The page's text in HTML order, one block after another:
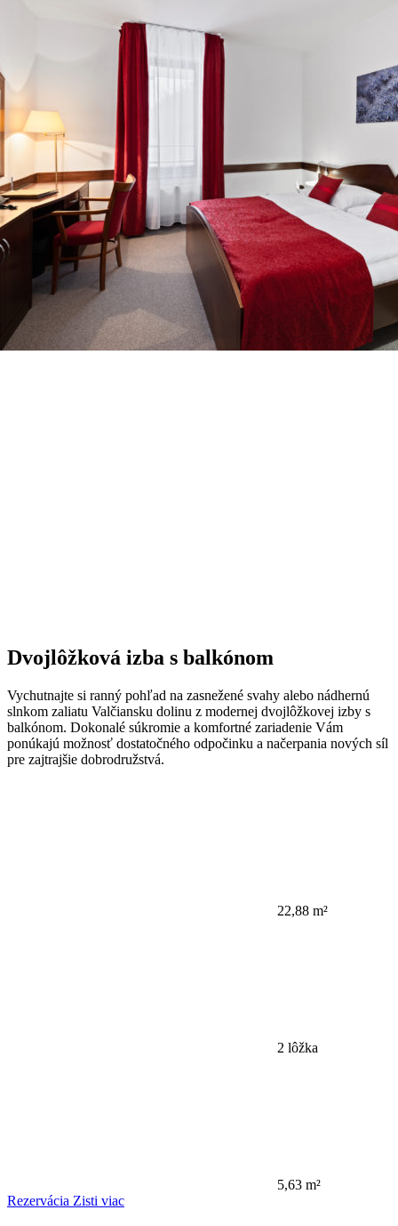
Dvojlôžková izba s balkónom
Vychutnajte si ranný pohľad na zasnežené svahy alebo nádhernú
slnkom zaliatu Valčiansku dolinu z modernej dvojlôžkovej izby s
balkónom. Dokonalé súkromie a komfortné zariadenie Vám
ponúkajú možnosť dostatočného odpočinku a načerpania nových síl
pre zajtrajšie dobrodružstvá.
22,88 m²
2 lôžka
5,63 m²
Rezervácia Zisti viac